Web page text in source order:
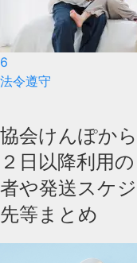
6
法令遵守
協会けんぽか
２日以降利用
者や発送スケ
先等まとめ